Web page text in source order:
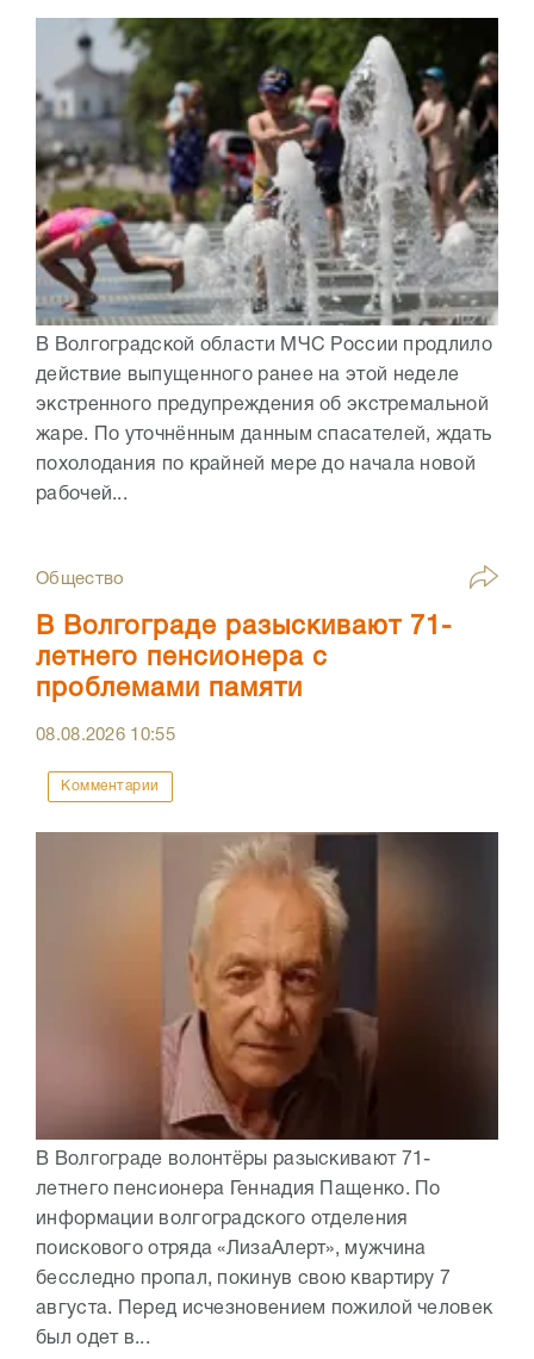
В Волгоградской области МЧС России продлило
действие выпущенного ранее на этой неделе
экстренного предупреждения об экстремальной
жаре. По уточнённым данным спасателей, ждать
похолодания по крайней мере до начала новой
рабочей...
Общество
В Волгограде разыскивают 71-
летнего пенсионера с
проблемами памяти
08.08.2026 10:55
Комментарии
В Волгограде волонтёры разыскивают 71-
летнего пенсионера Геннадия Пащенко. По
информации волгоградского отделения
поискового отряда «ЛизаАлерт», мужчина
бесследно пропал, покинув свою квартиру 7
августа. Перед исчезновением пожилой человек
был одет в...